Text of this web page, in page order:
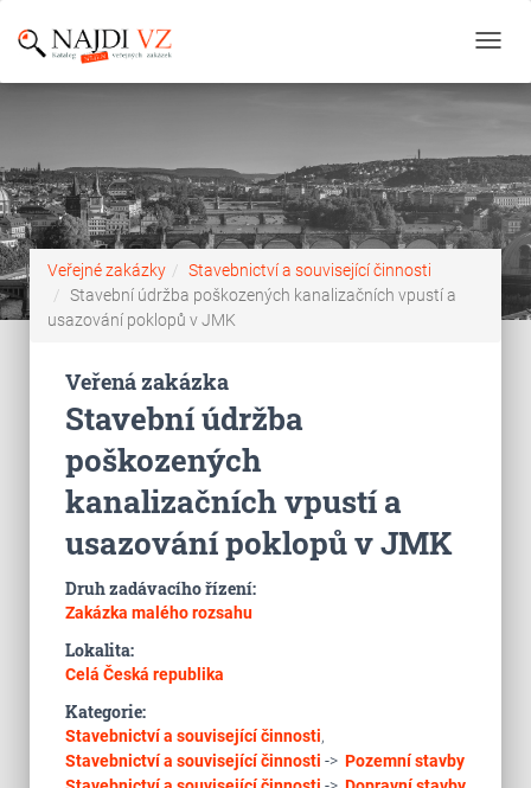
Veřejné zakázky
Stavebnictví a související činnosti
Stavební údržba poškozených kanalizačních vpustí a
usazování poklopů v JMK
Veřená zakázka
Stavební údržba
poškozených
kanalizačních vpustí a
usazování poklopů v JMK
Druh zadávacího řízení:
Zakázka malého rozsahu
Lokalita:
Celá Česká republika
Kategorie:
Stavebnictví a související činnosti,
Stavebnictví a související činnosti -> Pozemní stavby